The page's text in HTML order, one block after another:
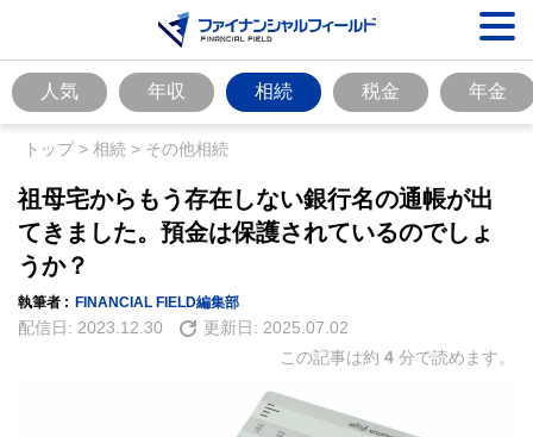
人気 年収 相続 税金 年金
トップ> 相続 > その他相続
祖母宅からもう存在しない銀行名の通帳が出
てきました。預金は保護されているのでしょ
うか？
執筆者 : FINANCIAL FIELD編集部
配信日: 2023.12.30 更新日: 2025.07.02
この記事は約 4 分で読めます。